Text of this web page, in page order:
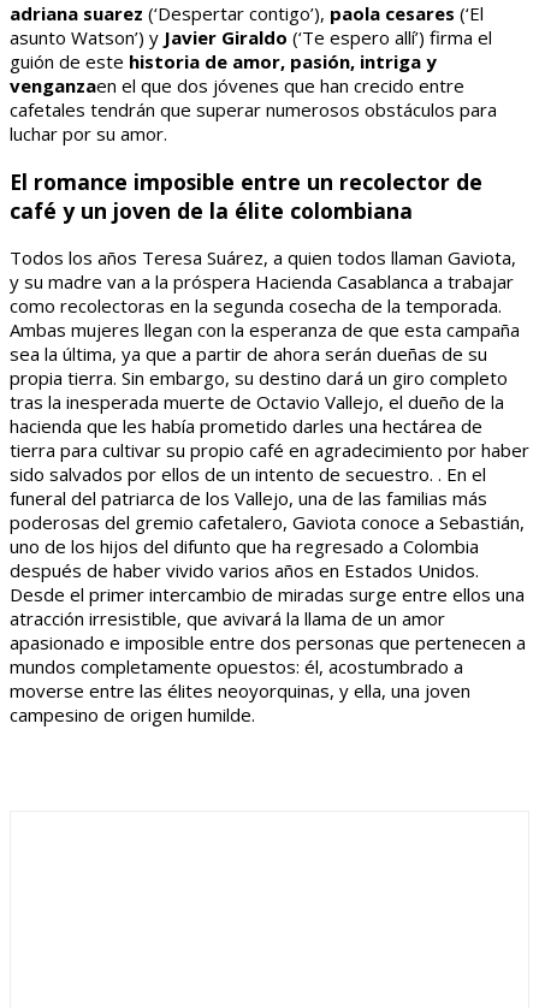
adriana suarez (‘Despertar contigo’), paola cesares (‘El
asunto Watson’) y Javier Giraldo (‘Te espero allí’) firma el
guión de este historia de amor, pasión, intriga y
venganzaen el que dos jóvenes que han crecido entre
cafetales tendrán que superar numerosos obstáculos para
luchar por su amor.
El romance imposible entre un recolector de
café y un joven de la élite colombiana
Todos los años Teresa Suárez, a quien todos llaman Gaviota,
y su madre van a la próspera Hacienda Casablanca a trabajar
como recolectoras en la segunda cosecha de la temporada.
Ambas mujeres llegan con la esperanza de que esta campaña
sea la última, ya que a partir de ahora serán dueñas de su
propia tierra. Sin embargo, su destino dará un giro completo
tras la inesperada muerte de Octavio Vallejo, el dueño de la
hacienda que les había prometido darles una hectárea de
tierra para cultivar su propio café en agradecimiento por haber
sido salvados por ellos de un intento de secuestro. . En el
funeral del patriarca de los Vallejo, una de las familias más
poderosas del gremio cafetalero, Gaviota conoce a Sebastián,
uno de los hijos del difunto que ha regresado a Colombia
después de haber vivido varios años en Estados Unidos.
Desde el primer intercambio de miradas surge entre ellos una
atracción irresistible, que avivará la llama de un amor
apasionado e imposible entre dos personas que pertenecen a
mundos completamente opuestos: él, acostumbrado a
moverse entre las élites neoyorquinas, y ella, una joven
campesino de origen humilde.